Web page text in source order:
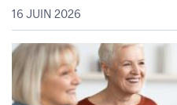
16 JUIN 2026